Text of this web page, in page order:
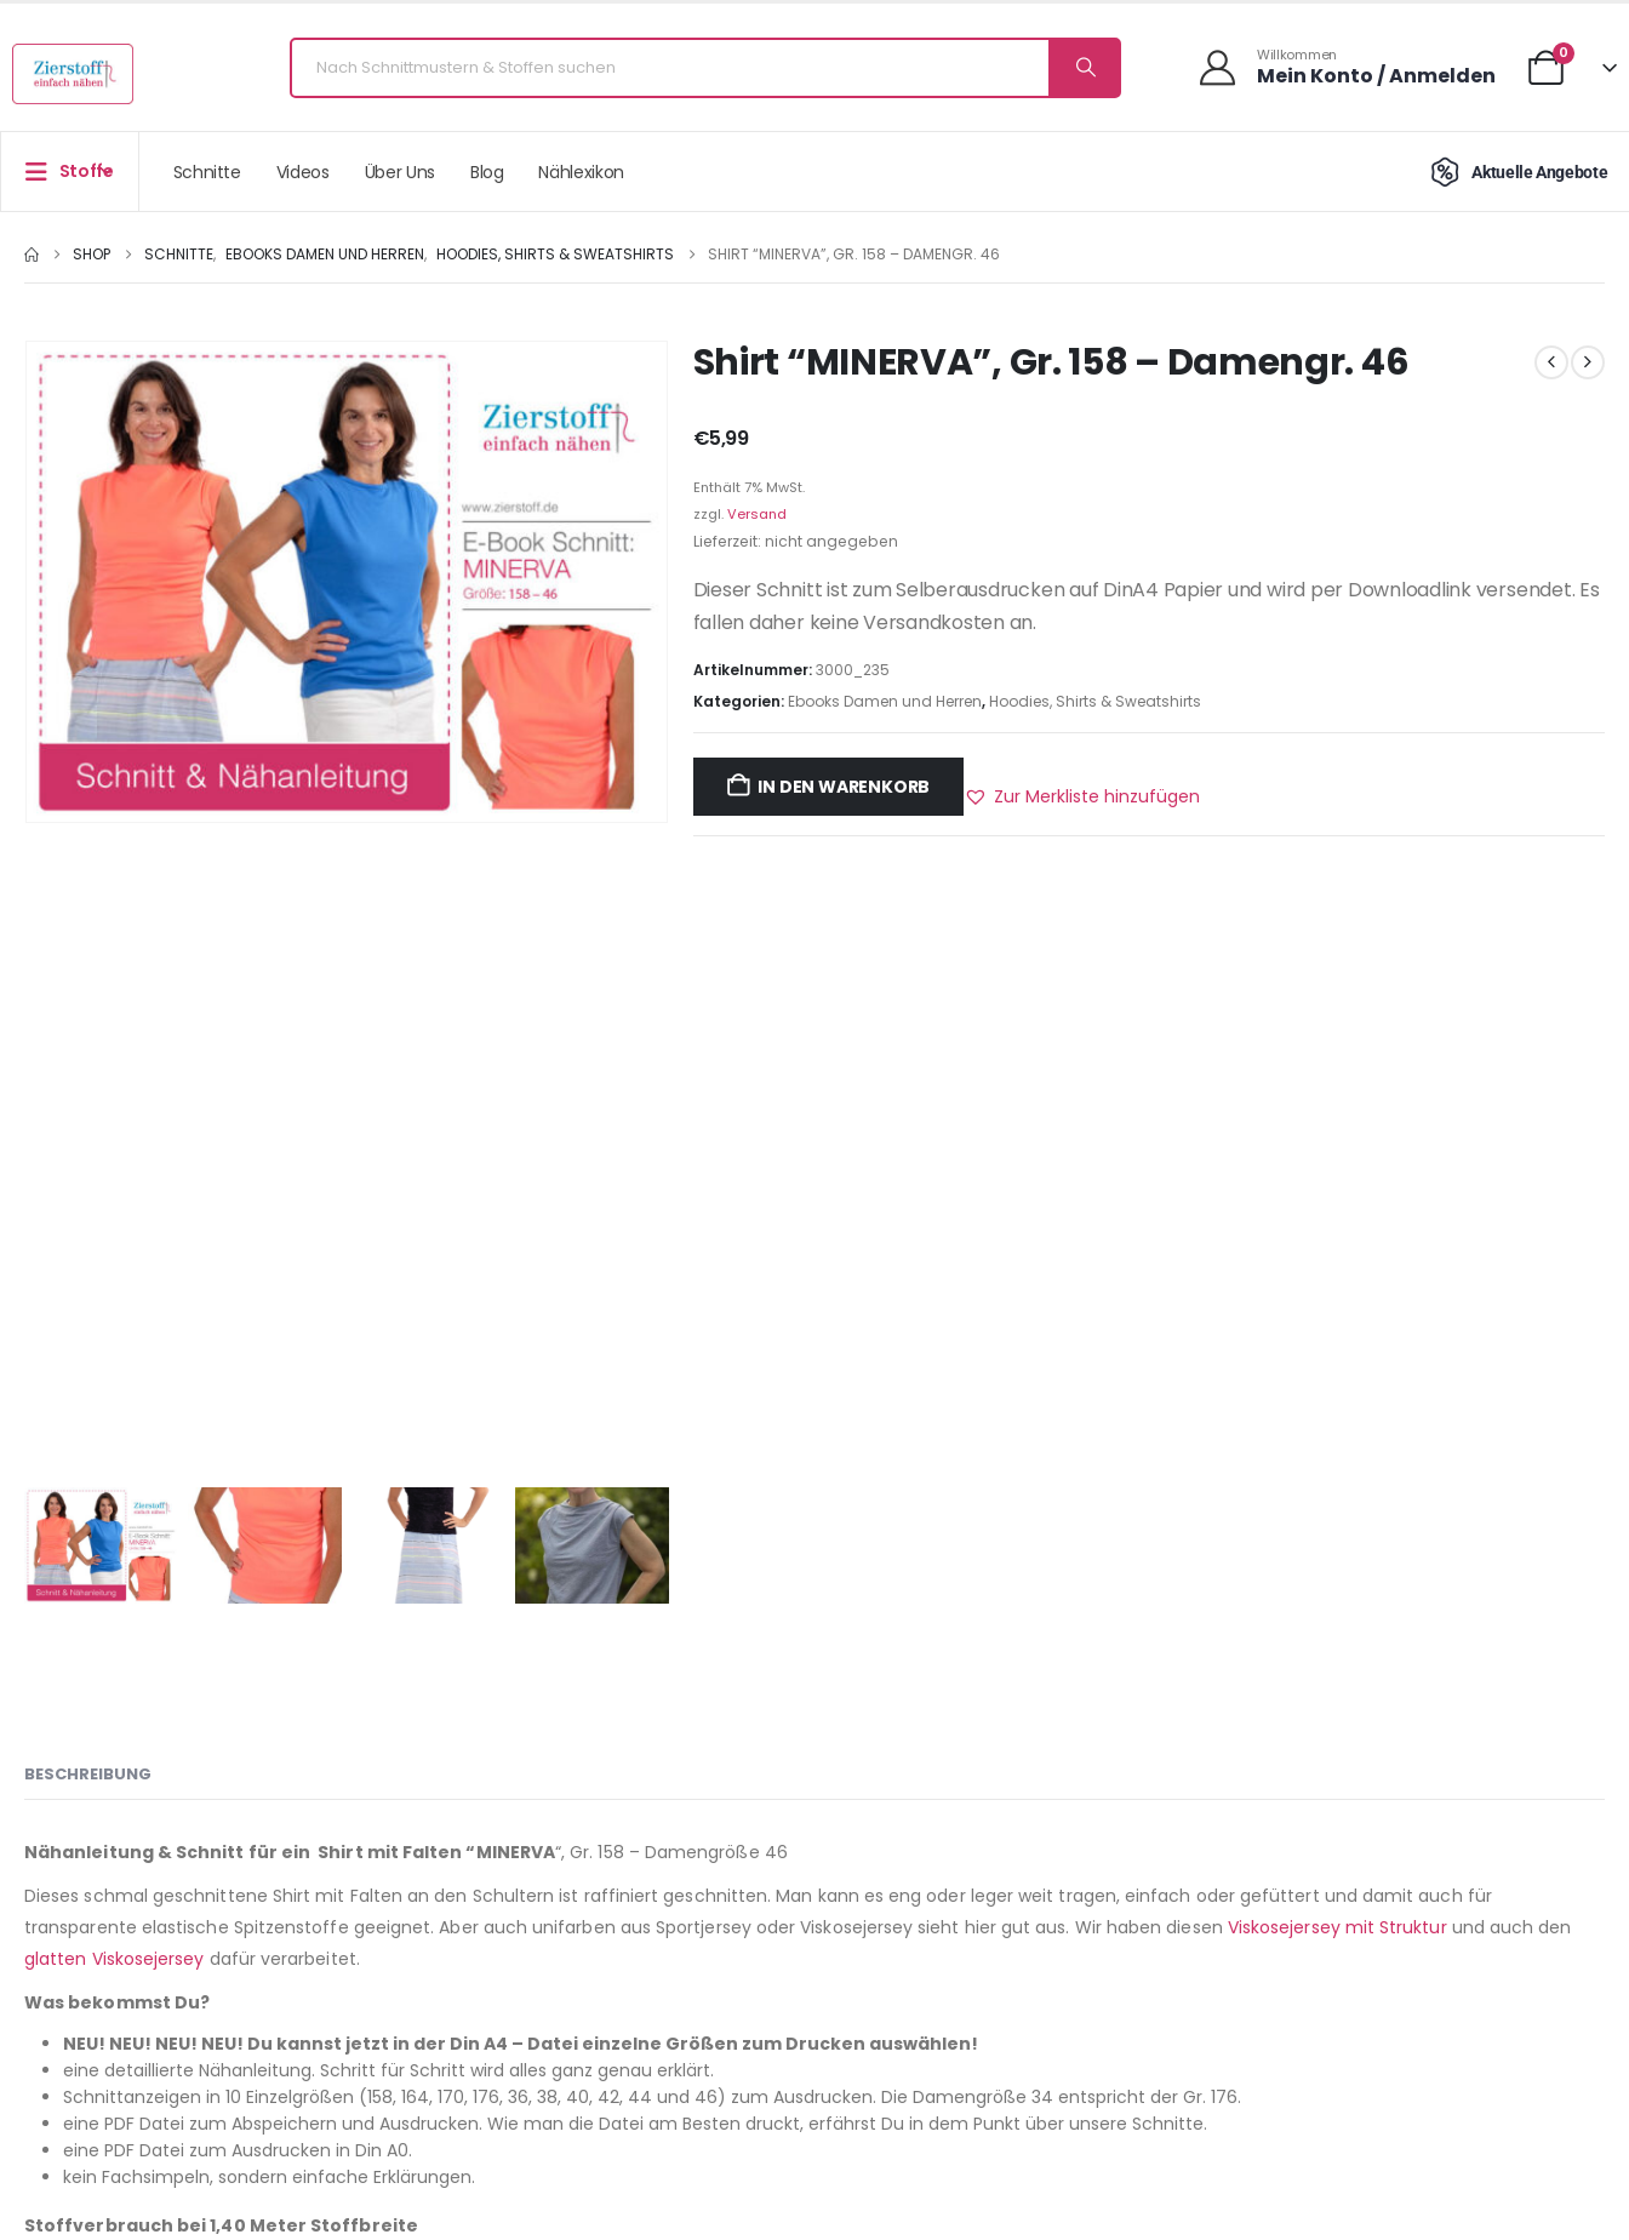
Willkommen
Mein Konto / Anmelden
0
Stoffe Schnitte Videos Über Uns Blog Nählexikon Aktuelle Angebote
SHOP SCHNITTE, EBOOKS DAMEN UND HERREN, HOODIES, SHIRTS & SWEATSHIRTS SHIRT “MINERVA”, GR. 158 – DAMENGR. 46
Shirt “MINERVA”, Gr. 158 – Damengr. 46
€5,99
Enthält 7% MwSt.
zzgl.Versand
Lieferzeit: nicht angegeben
Dieser Schnitt ist zum Selberausdrucken auf DinA4 Papier und wird per Downloadlink versendet. Es
fallen daher keine Versandkosten an.
Artikelnummer:3000_235
Kategorien: Ebooks Damen und Herren, Hoodies, Shirts & Sweatshirts
IN DEN WARENKORB Zur Merkliste hinzufügen
BESCHREIBUNG
Nähanleitung & Schnitt für ein Shirt mit Falten “MINERVA“, Gr. 158 – Damengröße 46
Dieses schmal geschnittene Shirt mit Falten an den Schultern ist raffiniert geschnitten. Man kann es eng oder leger weit tragen, einfach oder gefüttert und damit auch für
transparente elastische Spitzenstoffe geeignet. Aber auch unifarben aus Sportjersey oder Viskosejersey sieht hier gut aus. Wir haben diesen Viskosejersey mit Strukturund auch den
glatten Viskosejersey dafür verarbeitet.
Was bekommst Du?
NEU! NEU! NEU! NEU! Du kannst jetzt in der Din A4 – Datei einzelne Größen zum Drucken auswählen!
eine detaillierte Nähanleitung. Schritt für Schritt wird alles ganz genau erklärt.
Schnittanzeigen in 10 Einzelgrößen (158, 164, 170, 176, 36, 38, 40, 42, 44 und 46) zum Ausdrucken. Die Damengröße 34 entspricht der Gr. 176.
eine PDF Datei zum Abspeichern und Ausdrucken. Wie man die Datei am Besten druckt, erfährst Du in dem Punkt über unsere Schnitte.
eine PDF Datei zum Ausdrucken in Din A0.
kein Fachsimpeln, sondern einfache Erklärungen.
Stoffverbrauch bei 1,40 Meter Stoffbreite